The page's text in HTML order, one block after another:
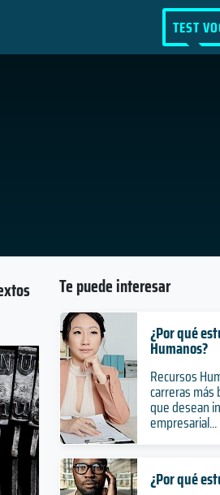
TEST
Te puede interesar
¿Por qué
Humanos?
Recursos
carreras más
que desean
empresarial...
¿Por qué